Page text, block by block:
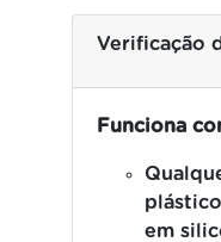
Verificação
Funciona
em